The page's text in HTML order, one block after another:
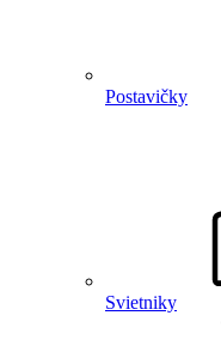
Postavičky
Svietniky